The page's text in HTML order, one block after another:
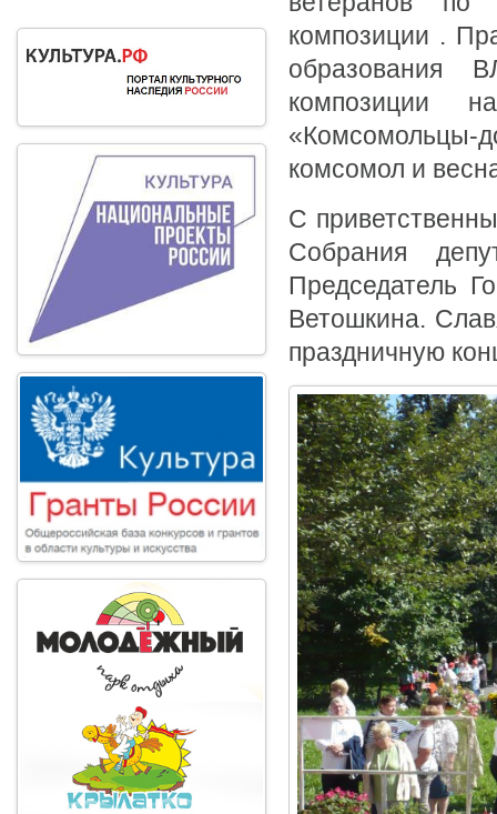
композиции .
образования
композиции
комсомол и
С
Собрания
Председатель
Ветошкина.
праздничную